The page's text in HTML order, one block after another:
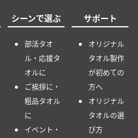
シーンで選ぶ
部活タオ
ル・応援タ
オルに
ご挨拶に・
粗品タオル
に
イベント・
サポート
オリジナル
タオル製作
が初めての
方へ
オリジナル
タオルの選
び方